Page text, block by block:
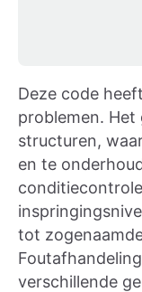
Deze code
problemen.
structuren,
en te
tot
verschillende